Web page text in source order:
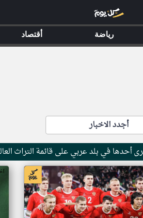
أجدد الاخبار
في بلد عربي على قائمة التراث
تي عربي
رياضة أقتصاد